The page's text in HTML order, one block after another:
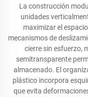
La construcción
unidades
maximizar el
mecanismos de
cierre sin esfuerzo,
semitransparente
almacenado. El
plástico incorpora
que evita